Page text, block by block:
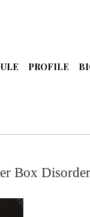
PROFILE
Box